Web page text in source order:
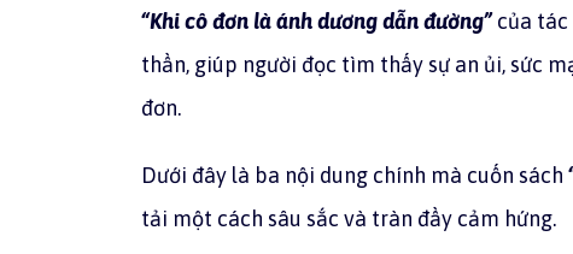
“Khi cô đơn là ánh dương dẫn đường”của tác
thần, giúp người đọc tìm thấy sự an ủi, sức
đơn.
Dưới đây là ba nội dung chính mà cuốn sách
tải một cách sâu sắc và tràn đầy cảm hứng.